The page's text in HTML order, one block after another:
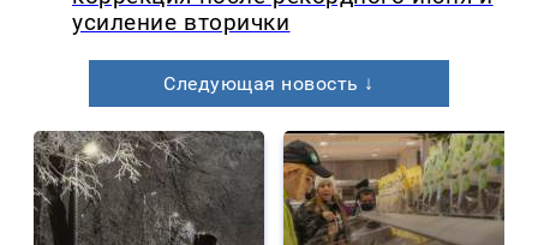
усиление вторички
Следующая новость ↓